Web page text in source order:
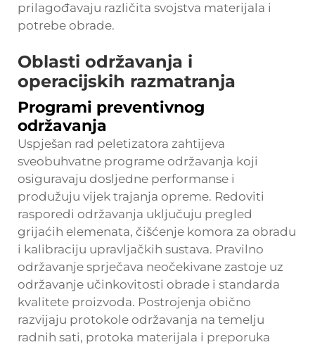
prilagođavaju različita svojstva materijala i
potrebe obrade.
Oblasti održavanja i
operacijskih razmatranja
Programi preventivnog
održavanja
Uspješan rad peletizatora zahtijeva
sveobuhvatne programe održavanja koji
osiguravaju dosljedne performanse i
produžuju vijek trajanja opreme. Redoviti
rasporedi održavanja uključuju pregled
grijaćih elemenata, čišćenje komora za obradu
i kalibraciju upravljačkih sustava. Pravilno
održavanje sprječava neočekivane zastoje uz
održavanje učinkovitosti obrade i standarda
kvalitete proizvoda. Postrojenja obično
razvijaju protokole održavanja na temelju
radnih sati, protoka materijala i preporuka